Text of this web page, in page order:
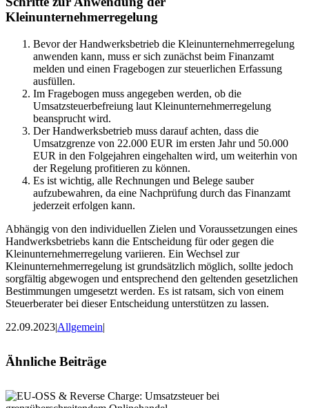
Kleinunternehmerregelung
Bevor der Handwerksbetrieb die Kleinunternehmerregelung
anwenden kann, muss er sich zunächst beim Finanzamt
melden und einen Fragebogen zur steuerlichen Erfassung
ausfüllen.
Im Fragebogen muss angegeben werden, ob die
Umsatzsteuerbefreiung laut Kleinunternehmerregelung
beansprucht wird.
Der Handwerksbetrieb muss darauf achten, dass die
Umsatzgrenze von 22.000 EUR im ersten Jahr und 50.000
EUR in den Folgejahren eingehalten wird, um weiterhin von
der Regelung profitieren zu können.
Es ist wichtig, alle Rechnungen und Belege sauber
aufzubewahren, da eine Nachprüfung durch das Finanzamt
jederzeit erfolgen kann.
Abhängig von den individuellen Zielen und Voraussetzungen eines
Handwerksbetriebs kann die Entscheidung für oder gegen die
Kleinunternehmerregelung variieren. Ein Wechsel zur
Kleinunternehmerregelung ist grundsätzlich möglich, sollte jedoch
sorgfältig abgewogen und entsprechend den geltenden gesetzlichen
Bestimmungen umgesetzt werden. Es ist ratsam, sich von einem
Steuerberater bei dieser Entscheidung unterstützen zu lassen.
22.09.2023|Allgemein|
Ähnliche Beiträge